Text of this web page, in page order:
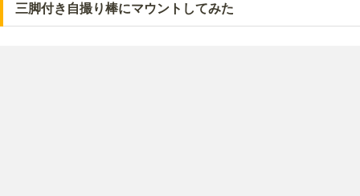
三脚付き自撮り棒にマウントしてみた